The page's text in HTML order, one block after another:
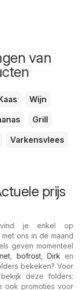
van
Wijn
Grill
Varkensvlees
prijs
je enkel op
ons in de maand
geven momenteel
bofrost,Dirk en
bekeken? Voor
deze folders:
ook promoties voor